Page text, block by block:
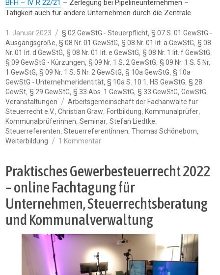
BFH – IV R 22/21 – Zerlegung bei Pipelineunternehmen –
Tätigkeit auch für andere Unternehmen durch die Zentrale
Veröffentlicht
am
1. Januar 2023 Kategorien
§ 02 GewStG - Steuerpflicht,§ 07 S. 01 GewStG -
Ausgangsgröße,§ 08 Nr. 01 GewStG,§ 08 Nr. 01 lit. a GewStG,§ 08
Nr. 01 lit. d GewStG,§ 08 Nr. 01 lit. e GewStG,§ 08 Nr. 1 lit. f GewStG,
§ 09 GewStG - Kürzungen,§ 09 Nr. 1 S. 2 GewStG,§ 09 Nr. 1 S. 5 Nr.
1 GewStG,§ 09 Nr. 1 S. 5 Nr. 2 GewStG,§ 10a GewStG,§ 10a
GewStG - Unternehmeridentität,§ 10a S. 10 1. HS GewStG,§ 28
GewSt,§ 29 GewStG,§ 33 Abs. 1 GewStG,§ 33 GewStG,GewStG,
Veranstaltungen Schlagwörter
Arbeitsgemeinschaft der Fachanwälte für
Steuerrecht e.V.,Christian Graw,Fortbildung,Kommunalprüfer,
Kommunalprüferinnen,Seminar,Stefan Liedtke,
Steuerreferenten,Steuerreferentinnen,Thomas Schöneborn,
Weiterbildung 1 Kommentarzu
2023
online
Fachtagung
für
Unternehmen,
Steuerrechtsberatung
Kommunalverwaltung
Praktisches Gewerbesteuerrecht 2022
– online Fachtagung für
Unternehmen, Steuerrechtsberatung
und Kommunalverwaltung